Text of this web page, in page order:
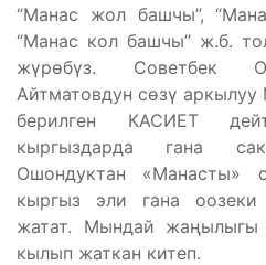
“Манас жол башчы”,
“Манас кол башчы” ж.б.
жүрөбүз. Советбек
Айтматовдун сөзү
берилген КАСИЕТ
кыргыздарда гана
Ошондуктан «Манасты»
кыргыз эли гана оозеки
жатат. Мындай жаңылыгы
кылып жаткан китеп.